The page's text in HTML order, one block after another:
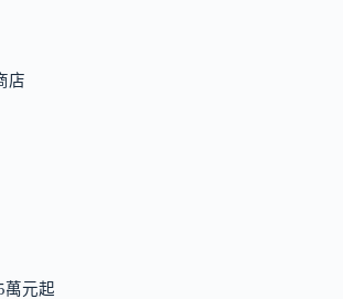
店
萬元起